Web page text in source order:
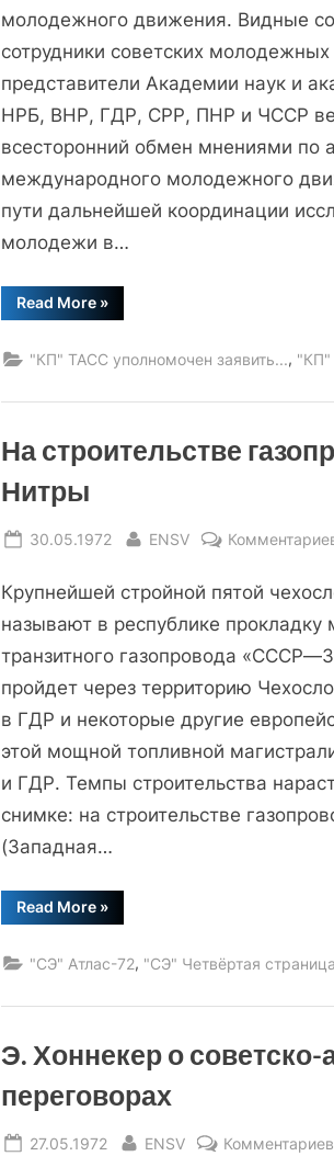
молодежного движения. Видные
сотрудники советских молодежных
представители Академии наук и
НРБ, ВНР, ГДР, СРР, ПНР и ЧССР
всесторонний обмен мнениями по
международного молодежного
пути дальнейшей координации
молодежи в…
Read More“Симпозиум
в
»
"КП" ТАСС уполномочен заявить..., "КП"
На строительстве
Нитры
Posted
30.05.1972 By
ENSV
Крупнейшей стройной пятой
называют в республике прокладку
транзитного газопровода
пройдет через территорию
в ГДР и некоторые другие
этой мощной топливной
и ГДР. Темпы строительства
снимке: на строительстве
(Западная…
Read More“На
строительстве
районе
»
"СЭ" Атлас-72, "СЭ" Четвёртая страница
Э. Хоннекер о
переговорах
Posted
27.05.1972 By
ENSV Комментариев